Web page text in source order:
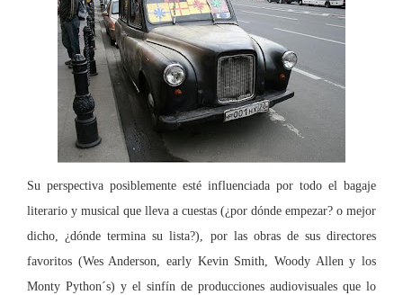
Su perspectiva posiblemente esté influenciada por todo el bagaje
literario y musical que lleva a cuestas (¿por dónde empezar? o mejor
dicho, ¿dónde termina su lista?), por las obras de sus directores
favoritos (Wes Anderson, early Kevin Smith, Woody Allen y los
Monty Python´s) y el sinfín de producciones audiovisuales que lo